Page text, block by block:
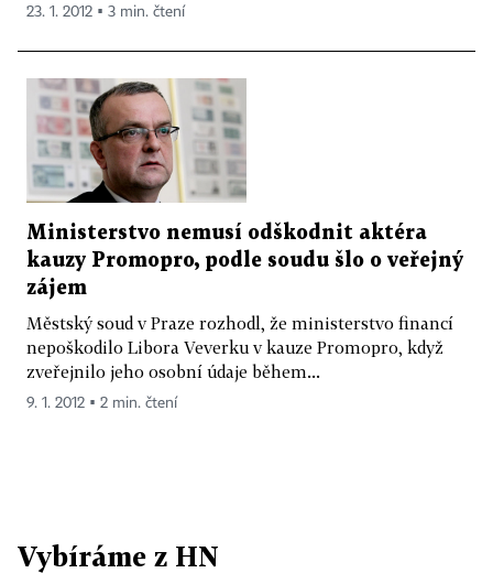
23. 1. 2012 ▪ 3 min. čtení
Ministerstvo nemusí odškodnit aktéra
kauzy Promopro, podle soudu šlo o veřejný
zájem
Městský soud v Praze rozhodl, že ministerstvo financí
nepoškodilo Libora Veverku v kauze Promopro, když
zveřejnilo jeho osobní údaje během...
9. 1. 2012 ▪ 2 min. čtení
Vybíráme z HN